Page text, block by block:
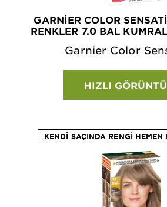
GARNIER COLOR
RENKLER 7.0 BAL
Garnier Color
HIZLI
KENDI SAÇINDA RENGI HEMEN